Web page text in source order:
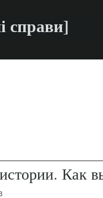
справи]
Как